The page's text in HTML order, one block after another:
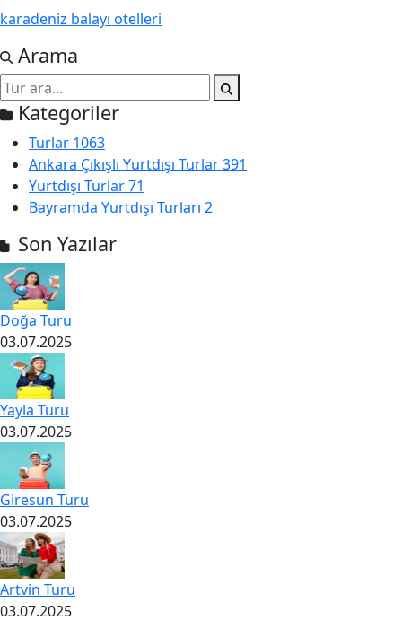
karadeniz balayı otelleri
Arama
Kategoriler
Turlar 1063
Ankara Çıkışlı Yurtdışı Turlar391
Yurtdışı Turlar71
Bayramda Yurtdışı Turları 2
Son Yazılar
Doğa Turu
03.07.2025
Yayla Turu
03.07.2025
Giresun Turu
03.07.2025
Artvin Turu
03.07.2025